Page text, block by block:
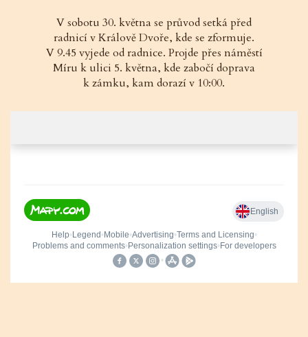
V sobotu 30. května se průvod setká před
radnicí v Králově Dvoře, kde se zformuje.
V 9.45 vyjede od radnice. Projde přes náměstí
Míru k ulici 5. května, kde zabočí doprava
k zámku, kam dorazí v 10:00.